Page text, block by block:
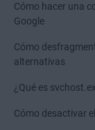
Cómo hacer una
Google
Cómo
alternativas
¿Qué es
Cómo desactivar